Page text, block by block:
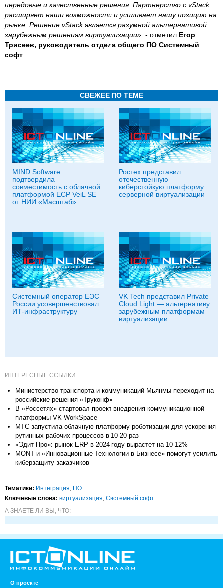
передовые и качественные решения. Партнерство с vStack
расширяет наши возможности и усиливает нашу позицию на
рынке. Решение vStack является разумной альтернативой
зарубежным решениям виртуализации», - отметил Егор
Трисеев, руководитель отдела общего ПО Системный
софт
СВЕЖЕЕ ПО ТЕМЕ
MIND Software
подтвердила
совместимость с облачной
платформой ECP VeiL SE
от НИИ «Масштаб»
Ростех представил
отечественную
киберстойкую платформу
серверной виртуализации
Системный оператор ЕЭС
России усовершенствовал
ИТ-инфраструктуру
VK Tech представил Private
Cloud Light — альтернативу
зарубежным платформам
виртуализации
ИНТЕРЕСНЫЕ ССЫЛКИ
Министерство транспорта и коммуникаций Мьянмы переходит на
российские решения «Труконф»
В «Россетях» стартовал проект внедрения коммуникационной
платформы VK WorkSpace
МТС запустила облачную платформу роботизации для ускорения
рутинных рабочих процессов в 10-20 раз
«Эдит Про»: рынок ERP в 2024 году вырастет на 10-12%
MONT и «Инновационные Технологии в Бизнесе» помогут усилить
киберзащиту заказчиков
Тематики: Интеграция, ПО
Ключевые слова: виртуализация, Системный софт
А ЗНАЕТЕ ЛИ ВЫ, ЧТО:
О проекте